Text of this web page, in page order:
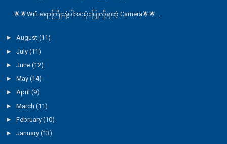
🌟🌟Wifi ရောကြိုးနဲ့ပါအသုံးပြုလို့ရတဲ့ Camera🌟🌟 ...
► August (11)
► July (11)
► June (12)
► May (14)
► April (9)
► March (11)
► February (10)
► January (13)